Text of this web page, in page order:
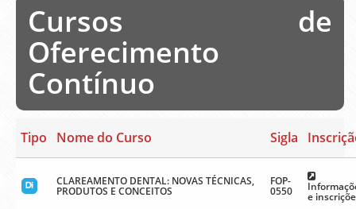
Cursos de
Oferecimento
Contínuo
Tipo Nome do Curso Sigla
CLAREAMENTO DENTAL: NOVAS TÉCNICAS,
PRODUTOS E CONCEITOS
FOP-
0550 e